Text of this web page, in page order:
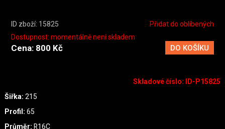
Skladové číslo:
ID-P15825
Šiřka: 215
Profil: 65
Průměr: R16C
ID zboží: 15825
Přidat do oblíbených
Dostupnost: momentálně není skladem
Cena: 800 Kč DO KOŠÍKU